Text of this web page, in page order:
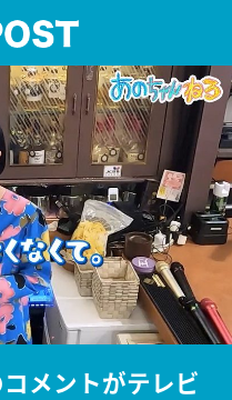
メントがテレビ